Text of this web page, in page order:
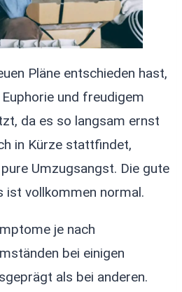
Pläne entschieden hast,
und freudigem
da es so langsam ernst
in Kürze stattfindet,
Umzugsangst. Die gute
ist vollkommen normal.
je nach
bei einigen
als bei anderen.